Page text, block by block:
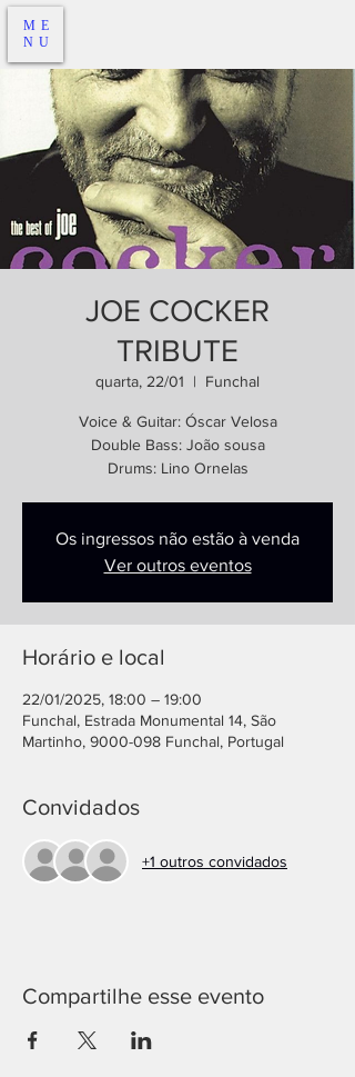
ME
NU
JOE COCKER
TRIBUTE
quarta, 22/01
  |
Funchal
Voice & Guitar: Óscar Velosa
Double Bass: João sousa
Drums: Lino Ornelas
Os ingressos não estão à venda
Ver outros eventos
Horário e local
22/01/2025, 18:00 – 19:00
Funchal, Estrada Monumental 14, São
Martinho, 9000-098 Funchal, Portugal
Convidados
+1 outros convidados
Compartilhe esse evento